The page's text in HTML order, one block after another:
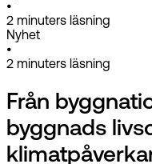
•
2 minuters läsning
Nyhet
•
2 minuters läsning
Från
byggnads